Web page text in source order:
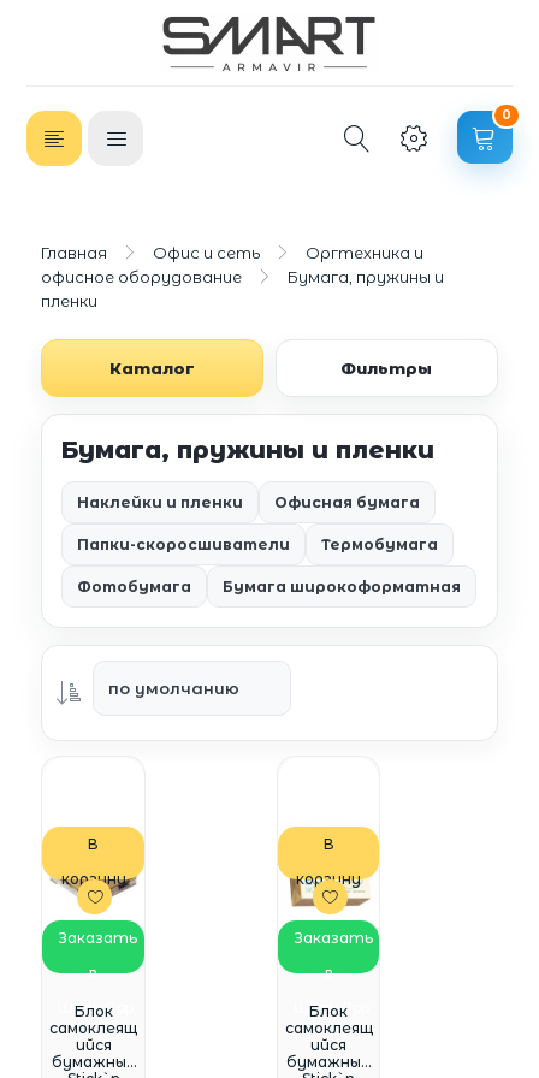
0
Главная Офис и сеть
Оргтехника и
офисное оборудование
Бумага, пружины и
пленки
Каталог Фильтры
Бумага, пружины и пленки
Наклейки и пленки Офисная бумага
Папки-скоросшиватели Термобумага
Фотобумага Бумага широкоформатная
В
корзину
Заказать
в
WhatsApp
Блок
самоклеящ
ийся
бумажный
В
корзину
Заказать
в
WhatsApp
Блок
самоклеящ
ийся
бумажный